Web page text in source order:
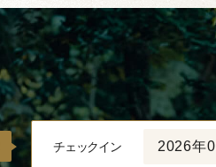
チェックイン 2026年